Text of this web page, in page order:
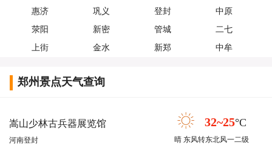
惠济 巩义 登封
中原
荥阳
新密 管城
二七
上街
金水 新郑 中牟
郑州景点天气查询
嵩山少林古兵器展览馆
河南登封
32~25°C
晴 东风转东北风一二级